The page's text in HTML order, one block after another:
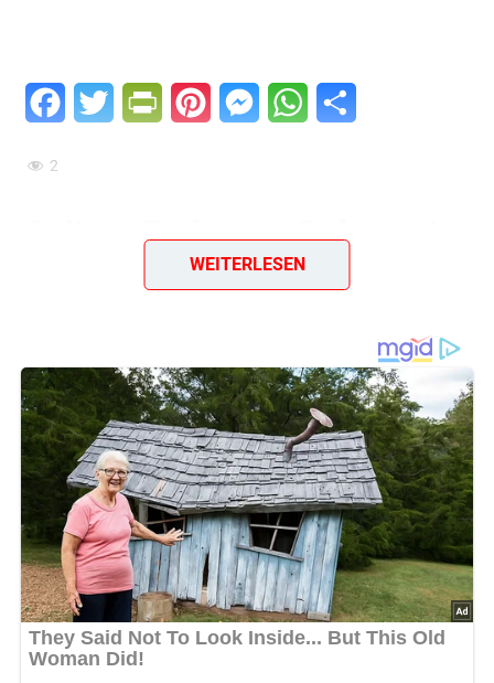
FacebookTwitter PrintFriendly
PinterestMessengerWhatsApp
2
Grüne-Bohnen-Salat mit
Knoblauch
Manchmal braucht es nur wenige Zutaten, um ein Gericht
voller Frische und Geschmack auf den Tisch zu zaubern.
Der Grüne-Bohnen-Salat mit Knoblauchüberzeugt mit
knackigenBohnen, aromatischemKnoblauchund
würzigemDill. Die Marinade aus gutemÖl, einem Schuss
Essig und einem HauchAnschovispastebringt das Ganze
auf ein neues Level. Mit frischenTomatenscheibenals
Garnitur wird dieser Salat nicht nur zum Augenschmaus,
sondern auch zur perfekten Begleitung für jedes
sommerliche Mittag- oder Abendessen. Ob als Beilage
oder leichte Hauptspeise – der Geschmack von frischen
Bohnen, würzigem Dill und feinem Knoblauch macht
WEITERLESEN